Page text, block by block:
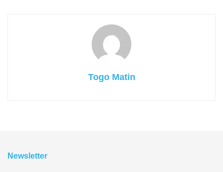
Togo Matin
Newsletter